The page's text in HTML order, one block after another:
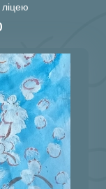
ліцею